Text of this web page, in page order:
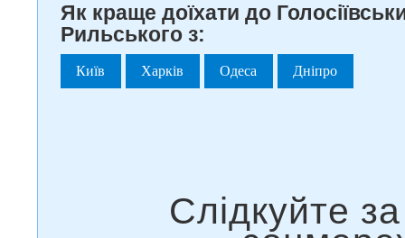
Як краще доїхати до
Рильського з:
Київ Харків Одеса Дніпро